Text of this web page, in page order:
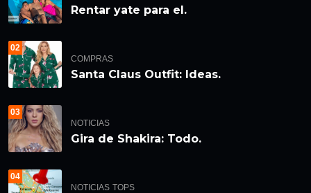
Rentar yate para el.
02
COMPRAS
Santa Claus Outfit: Ideas.
03
NOTICIAS
Gira de Shakira: Todo.
04
NOTICIAS TOPS